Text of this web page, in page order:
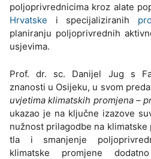
poljoprivrednicima kroz alate
Hrvatske i specijaliziranih
planiranju poljoprivrednih
usjevima.
Prof. dr. sc. Danijel Jug s
znanosti u Osijeku, u svom
uvjetima klimatskih promjena –
ukazao je na ključne izazove
nužnost prilagodbe na
tla i smanjenje
klimatske promjene